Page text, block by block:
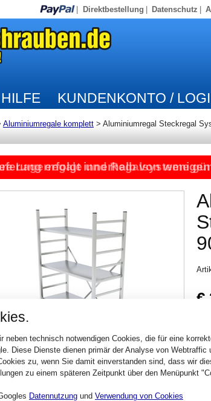
Direktbestellung Datenschutz
HILFE KUNDENKONTO /
Aluminiumregale komplett > Aluminiumregal Steckregal
Lagerregale und Regalsysteme
erfolgt innerhalb von
€
neben technisch notwendigen Cookies, die für eine
Diese Dienste dienen primär der Analyse von
zu, wenn Sie damit einverstanden sind, dass wir
zu einem späteren Zeitpunkt über den Menüpunkt
Datennutzung und Verwendung von Cookies